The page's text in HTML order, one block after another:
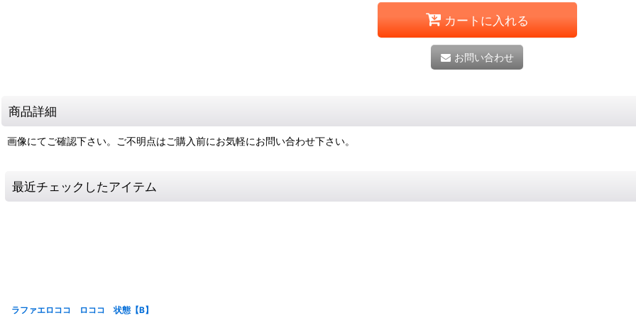
カートに入れる
お問い合わせ
商品詳細
画像にてご確認下さい。ご不明点はご購入前にお気軽にお問い合わせ下さい。
最近チェックしたアイテム
ラファエロココ ロココ 状態【B】